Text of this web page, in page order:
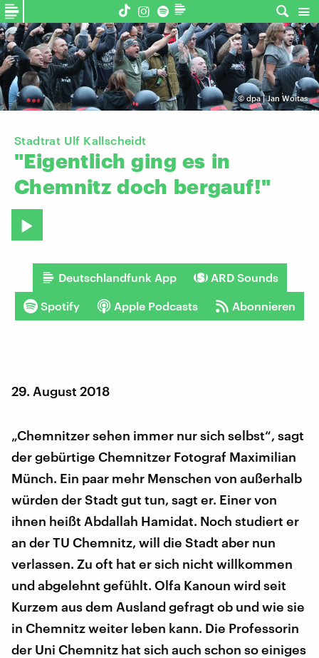
©dpa | Jan Woitas
Stadtrat Ulf Kallscheidt
"Eigentlich ging es in
Chemnitz doch bergauf!"
Deutschlandfunk App ARD Sounds
Spotify Apple Podcasts Abonnieren
29. August 2018
„Chemnitzer sehen immer nur sich selbst“, sagt
der gebürtige Chemnitzer Fotograf Maximilian
Münch. Ein paar mehr Menschen von außerhalb
würden der Stadt gut tun, sagt er. Einer von
ihnen heißt Abdallah Hamidat. Noch studiert er
an der TU Chemnitz, will die Stadt aber nun
verlassen. Zu oft hat er sich nicht willkommen
und abgelehnt gefühlt. Olfa Kanoun wird seit
Kurzem aus dem Ausland gefragt ob und wie sie
in Chemnitz weiter leben kann. Die Professorin
der Uni Chemnitz hat sich auch schon so einiges